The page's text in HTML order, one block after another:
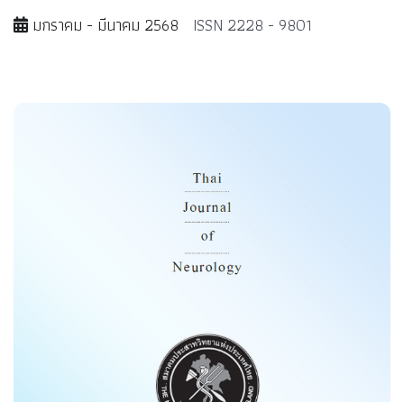
มกราคม - มีนาคม 2568 ISSN 2228 - 9801